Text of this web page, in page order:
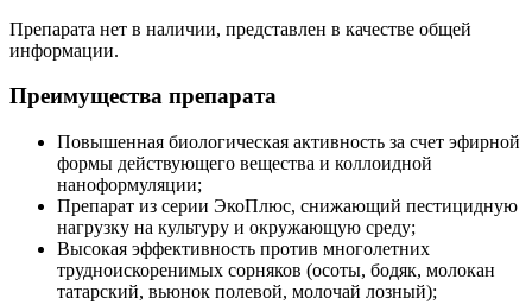
Препарата нет в наличии, представлен в качестве общей
информации.
Преимущества препарата
Повышенная биологическая активность за счет эфирной
формы действующего вещества и коллоидной
наноформуляции;
Препарат из серии ЭкоПлюс, снижающий пестицидную
нагрузку на культуру и окружающую среду;
Высокая эффективность против многолетних
трудноискоренимых сорняков (осоты, бодяк, молокан
татарский, вьюнок полевой, молочай лозный);